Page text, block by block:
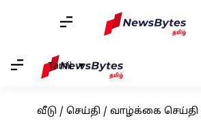
Tamil
வீடு / செய்தி / வாழ்க்கை செய்தி